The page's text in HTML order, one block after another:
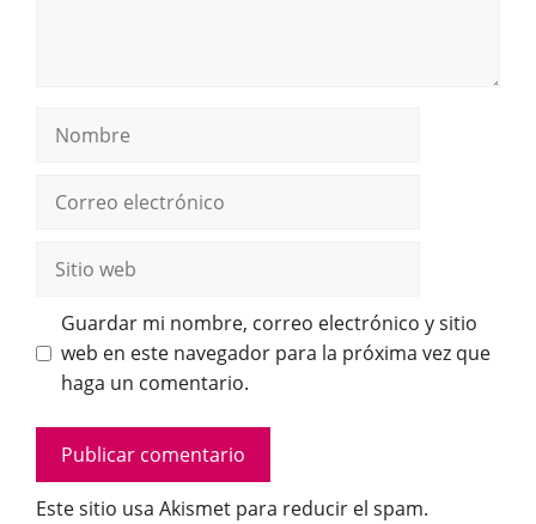
Nombre
electrónico
web
Guardar mi nombre, correo electrónico y sitio
web en este navegador para la próxima vez que
haga un comentario.
Este sitio usa Akismet para reducir el spam.